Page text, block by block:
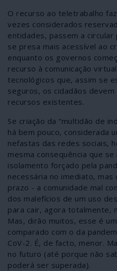
O recurso ao teletrabalho
vezes considerados
entidades, passem a
se presa mais acessível ao
enquanto os governos
recurso à comunicação
tecnológicos que, assim se
seguros, os cidadãos
recursos existentes.
Se criação da “multidão de
há bem pouco, considerada
nefastas das redes sociais,
mesma consequência que
isolamento forçado pela
necessária no imediato,
prazo - a comunidade mal
dos malefícios de um uso
para cair, agora totalmente,
Mas, dirão muitos, esse é
comparado com o da
CoV-2. É, de facto, menor.
no futuro (até porque não
poderá ser superada).